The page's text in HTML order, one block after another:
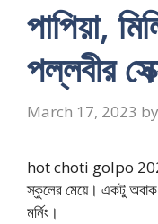
পাপিয়া,
পল্লবীর
March 17, 2023 by
hot choti golpo 2023
স্কুলের মেয়ে। একটু অবাক
মর্নিং।